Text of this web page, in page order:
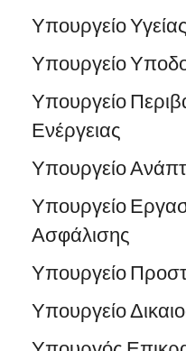
Υπουργείο Υγείας
Υπουργείο
Υπουργείο
Ενέργειας
Υπουργείο
Υπουργείο
Ασφάλισης
Υπουργείο
Υπουργείο